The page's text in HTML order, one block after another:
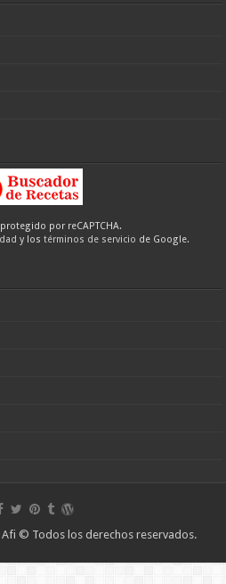
por reCAPTCHA.
y los términos de servicio de Google.
Afi © Todos los derechos reservados.